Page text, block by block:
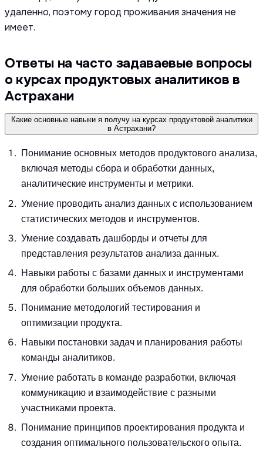
удаленно, поэтому город проживания значения не
имеет.
Ответы на часто задаваевые вопросы
о курсах продуктовых аналитиков в
Астрахани
Какие основные навыки я получу на курсах продуктовой аналитики
в Астрахани?
Понимание основных методов продуктового анализа,
включая методы сбора и обработки данных,
аналитические инструменты и метрики.
Умение проводить анализ данных с использованием
статистических методов и инструментов.
Умение создавать дашборды и отчеты для
представления результатов анализа данных.
Навыки работы с базами данных и инструментами
для обработки больших объемов данных.
Понимание методологий тестирования и
оптимизации продукта.
Навыки постановки задач и планирования работы
команды аналитиков.
Умение работать в команде разработки, включая
коммуникацию и взаимодействие с разными
участниками проекта.
Понимание принципов проектирования продукта и
создания оптимального пользовательского опыта.